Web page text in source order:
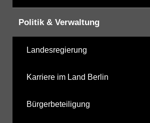
Politik & Verwaltung
Landesregierung
Karriere im Land Berlin
Bürgerbeteiligung